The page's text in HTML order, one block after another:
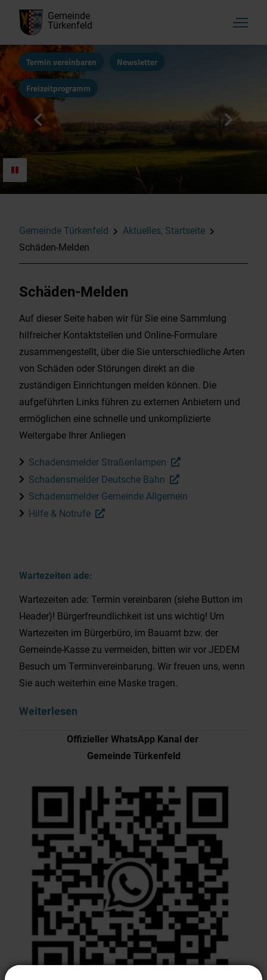
Gemeinde
Türkenfeld
Termin vereinbaren Newsletter
Freizeitprogramm
Aktuelles, Startseite
Rathaus & Bürgerservice
Familie & Soziales
Wirtschaft & Gewerbe
EnergieMonitor
Wartezeiten ade:
Wartezeiten ade: Termin vereinbaren (siehe Button im
Header)! Bürgerfreundlichkeit ist uns wichtig! Um
Wartezeiten im Bürgerbüro, im Bauamt bzw. der
Gemeinde-Kasse zu vermeiden, bitten wir vor JEDEM
Besuch um Terminvereinbarung. Wir freuen uns, wenn
Sie auch weiterhin eine Maske tragen.
Weiterlesen
Offizieller WhatsApp Kanal der
Gemeinde Türkenfeld
Gemeinde Türkenfeld
Aktuelles, Startseite
Schäden-Melden
Schäden-Melden
Auf dieser Seite haben wir für Sie eine Sammlung
hilfreicher Kontaktstellen und Online‑Formulare
zusammengestellt, über die Sie unterschiedliche Arten
von Schäden oder Störungen direkt an die
zuständigen Einrichtungen melden können. Die
aufgeführten Links führen zu externen Anbietern und
ermöglichen eine schnelle und unkomplizierte
Weitergabe Ihrer Anliegen
Schadensmelder Straßenlampen
Schadensmelder Deutsche Bahn
Schadensmelder Gemeinde Allgemein
Hilfe & Notrufe